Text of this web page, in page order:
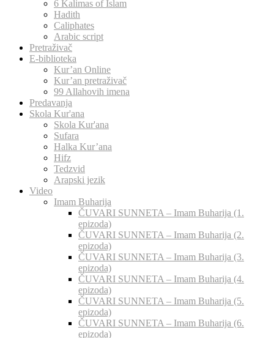
6 Kalimas of Islam
Hadith
Caliphates
Arabic script
Pretraživač
E-biblioteka
Kur’an Online
Kur’an pretraživač
99 Allahovih imena
Predavanja
Skola Kur'ana
Skola Kur'ana
Sufara
Halka Kur’ana
Hifz
Tedzvid
Arapski jezik
Video
Imam Buharija
ČUVARI SUNNETA – Imam Buharija (1.
epizoda)
ČUVARI SUNNETA – Imam Buharija (2.
epizoda)
ČUVARI SUNNETA – Imam Buharija (3.
epizoda)
ČUVARI SUNNETA – Imam Buharija (4.
epizoda)
ČUVARI SUNNETA – Imam Buharija (5.
epizoda)
ČUVARI SUNNETA – Imam Buharija (6.
epizoda)